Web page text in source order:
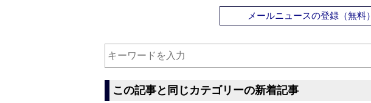
メールニュースの登録（無料）
この記事と同じカテゴリーの新着記事